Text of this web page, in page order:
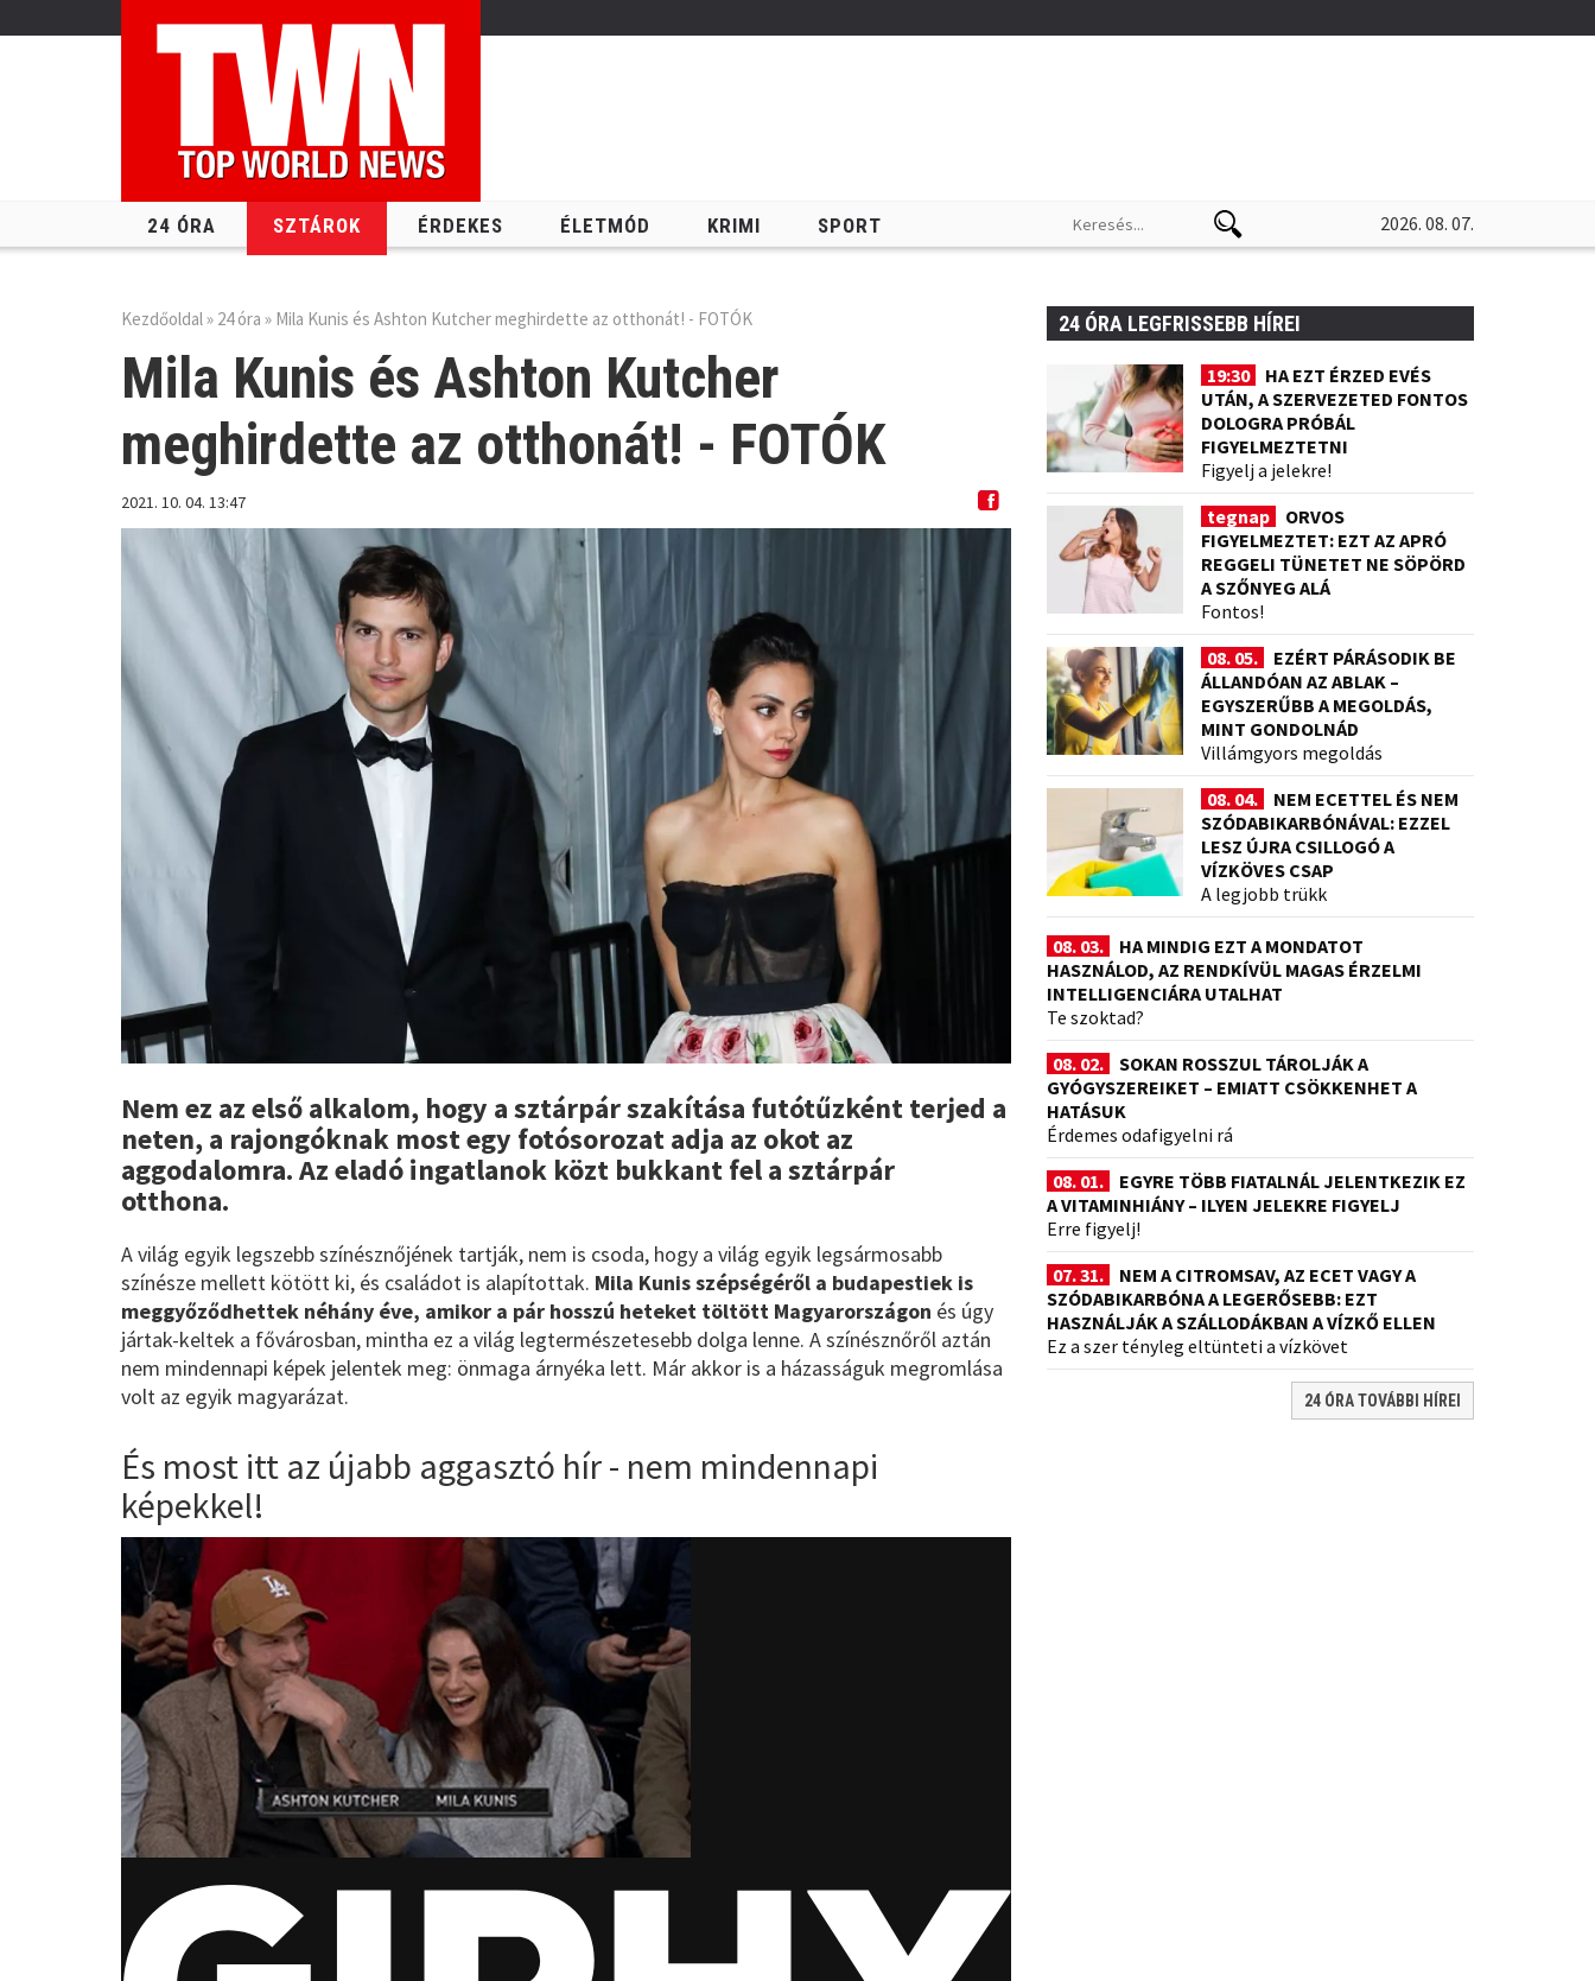
24 ÓRA SZTÁROK ÉRDEKES ÉLETMÓD KRIMI SPORT 2026. 08. 07.
Kezdőoldal» 24 óra » Mila Kunis és Ashton Kutcher meghirdette az otthonát! - FOTÓK
Mila Kunis és Ashton Kutcher
meghirdette az otthonát! - FOTÓK
2021. 10. 04. 13:47
Nem ez az első alkalom, hogy a sztárpár szakítása futótűzként terjed a
neten, a rajongóknak most egy fotósorozat adja az okot az
aggodalomra. Az eladó ingatlanok közt bukkant fel a sztárpár
otthona.
A világ egyik legszebb színésznőjének tartják, nem is csoda, hogy a világ egyik legsármosabb
színésze mellett kötött ki, és családot is alapítottak. Mila Kunis szépségéről a budapestiek is
meggyőződhettek néhány éve, amikor a pár hosszú heteket töltött Magyarországon és úgy
jártak-keltek a fővárosban, mintha ez a világ legtermészetesebb dolga lenne. A színésznőről aztán
nem mindennapi képek jelentek meg: önmaga árnyéka lett. Már akkor is a házasságuk megromlása
volt az egyik magyarázat.
És most itt az újabb aggasztó hír - nem mindennapi
képekkel!
24 ÓRA LEGFRISSEBB HÍREI
19:30
HA EZT ÉRZED EVÉS
UTÁN, A SZERVEZETED FONTOS
DOLOGRA PRÓBÁL
FIGYELMEZTETNI
Figyelj a jelekre!
tegnap
ORVOS
FIGYELMEZTET: EZT AZ APRÓ
REGGELI TÜNETET NE SÖPÖRD
A SZŐNYEG ALÁ
Fontos!
08. 05.
EZÉRT PÁRÁSODIK BE
ÁLLANDÓAN AZ ABLAK –
EGYSZERŰBB A MEGOLDÁS,
MINT GONDOLNÁD
Villámgyors megoldás
08. 04.
NEM ECETTEL ÉS NEM
SZÓDABIKARBÓNÁVAL: EZZEL
LESZ ÚJRA CSILLOGÓ A
VÍZKÖVES CSAP
A legjobb trükk
08. 03.
HA MINDIG EZT A MONDATOT
HASZNÁLOD, AZ RENDKÍVÜL MAGAS ÉRZELMI
INTELLIGENCIÁRA UTALHAT
Te szoktad?
08. 02.
SOKAN ROSSZUL TÁROLJÁK A
GYÓGYSZEREIKET – EMIATT CSÖKKENHET A
HATÁSUK
Érdemes odafigyelni rá
08. 01.
EGYRE TÖBB FIATALNÁL JELENTKEZIK EZ
A VITAMINHIÁNY – ILYEN JELEKRE FIGYELJ
Erre figyelj!
07. 31.
NEM A CITROMSAV, AZ ECET VAGY A
SZÓDABIKARBÓNA A LEGERŐSEBB: EZT
HASZNÁLJÁK A SZÁLLODÁKBAN A VÍZKŐ ELLEN
Ez a szer tényleg eltünteti a vízkövet
24 ÓRA TOVÁBBI HÍREI